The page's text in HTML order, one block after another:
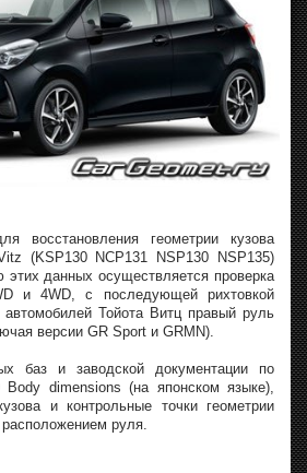
восстановления геометрии кузова
(KSP130 NCP131 NSP130 NSP135)
данных осуществляется проверка
и 4WD, с последующей рихтовкой
Тойота Витц правый руль
версии GR Sport и GRMN).
баз и заводской документации по
dimensions (на японском языке),
и контрольные точки геометрии
руля.